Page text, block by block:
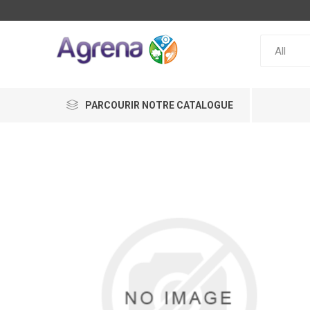
PARCOURIR NOTRE CATALOGUE